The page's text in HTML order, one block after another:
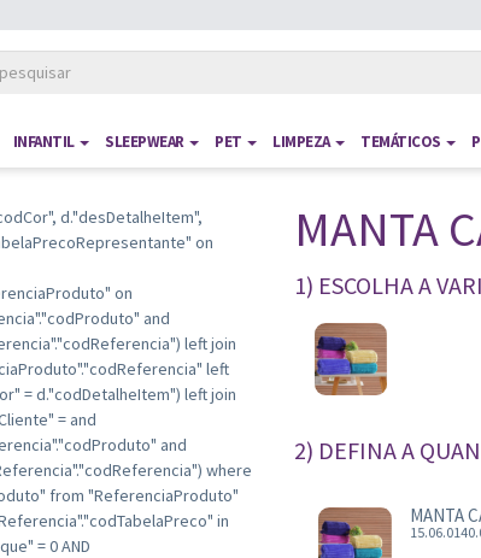
INFANTIL SLEEPWEAR PET LIMPEZA TEMÁTICOS
d."desDetalheItem",
on
on
and
left join
left
= d."codDetalheItem") left join
= and
and
where
from "ReferenciaProduto"
in
= 0 AND
MANTA
1) ESCOLHA A
2) DEFINA A
MANTA